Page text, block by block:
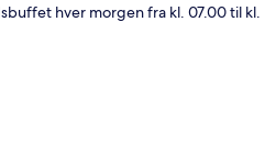
hver morgen fra kl. 07.00 til kl.